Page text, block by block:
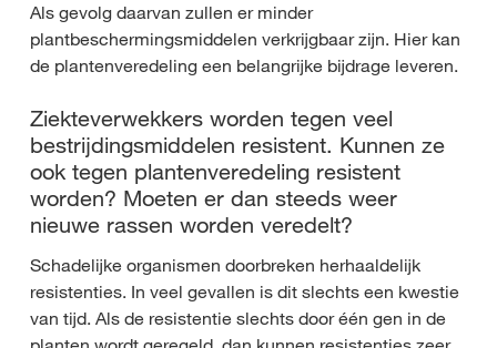
Als gevolg daarvan zullen er minder
plantbeschermingsmiddelen verkrijgbaar zijn. Hier kan
de plantenveredeling een belangrijke bijdrage leveren.
Ziekteverwekkers worden tegen veel
bestrijdingsmiddelen resistent. Kunnen ze
ook tegen plantenveredeling resistent
worden? Moeten er dan steeds weer
nieuwe rassen worden veredelt?
Schadelijke organismen doorbreken herhaaldelijk
resistenties. In veel gevallen is dit slechts een kwestie
van tijd. Als de resistentie slechts door één gen in de